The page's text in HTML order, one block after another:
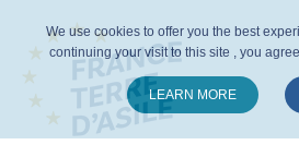
We use cookies to offer you the best
continuing your visit to this site , you
LEARN MORE